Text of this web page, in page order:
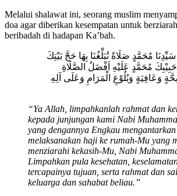
Melalui shalawat ini, seorang muslim
doa agar diberikan kesempatan untuk
beribadah di hadapan Ka’bah.
مُحَمَّدٍ صَلَاةً تُبَلِّغُنَا بِهَا حَجَّ بَيْتِكَ
حَبِيْبِكَ مُحَمَّدٍ عَلَيْهِ اَفْضَلُ الصَّلَاةِ
وَعَافِيَةٍ وَبُلُوْغِ الْمَرَامِ وَعَلَى آلِهِ
“Ya Allah, limpahkanlah rahmat dan
kepada junjungan kami Nabi
yang dengannya Engkau
melaksanakan haji ke rumah-Mu yang
menziarahi kekasih-Mu, Nabi
Limpahkan pula kesehatan,
tercapainya tujuan, serta rahmat dan
keluarga dan sahabat beliau.”